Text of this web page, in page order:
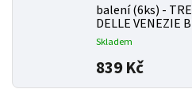
balení (6ks) -
DELLE VENEZIE
Skladem
839 Kč